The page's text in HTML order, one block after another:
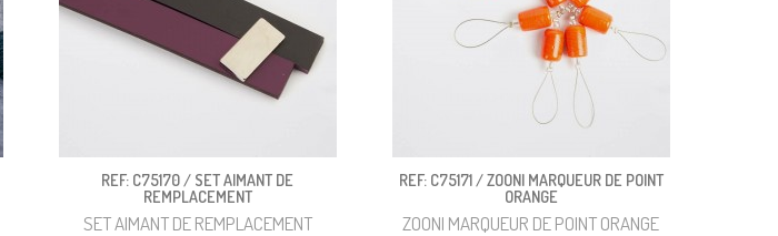
REF: C75170 / SET AIMANT DE
REMPLACEMENT
SET AIMANT DE REMPLACEMENT
REF: C75171 / ZOONI MARQUEUR DE POINT
ORANGE
ZOONI MARQUEUR DE POINT ORANGE